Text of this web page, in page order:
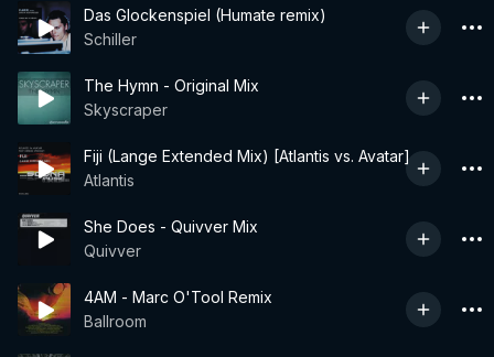
Das Glockenspiel (Humate remix)
Schiller
The Hymn - Original Mix
Skyscraper
Fiji (Lange Extended Mix) [Atlantis vs. Avatar]
Atlantis
She Does - Quivver Mix
Quivver
4AM - Marc O'Tool Remix
Ballroom